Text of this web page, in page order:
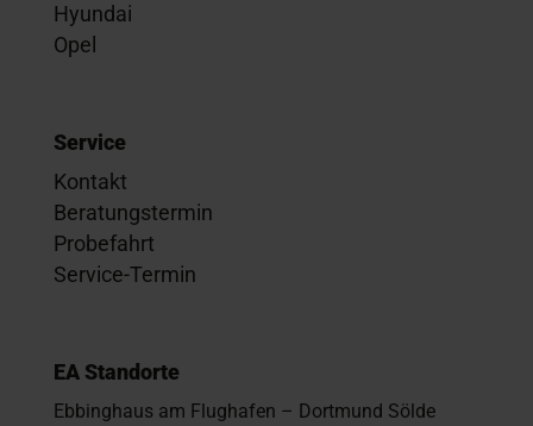
Hyundai
Opel
Service
Kontakt
Beratungstermin
Probefahrt
Service-Termin
EA Standorte
Ebbinghaus am Flughafen – Dortmund Sölde